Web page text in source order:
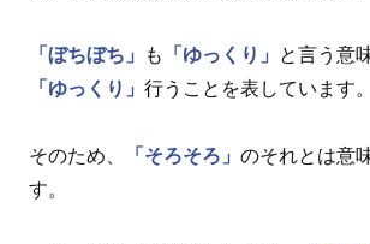
「ぼちぼち」 も 「ゆっくり」
と言う意
「ゆっくり」 行うことを表しています。
そのため、 「そろそろ」 のそれとは意
す。